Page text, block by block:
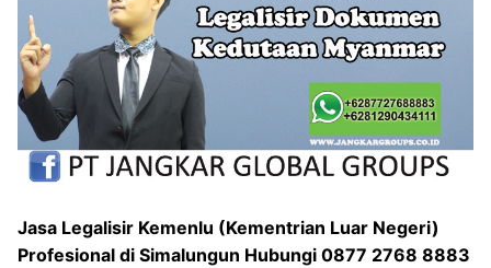
Jasa Legalisir Kemenlu (Kementrian Luar Negeri)
Profesional di Simalungun Hubungi 0877 2768 8883